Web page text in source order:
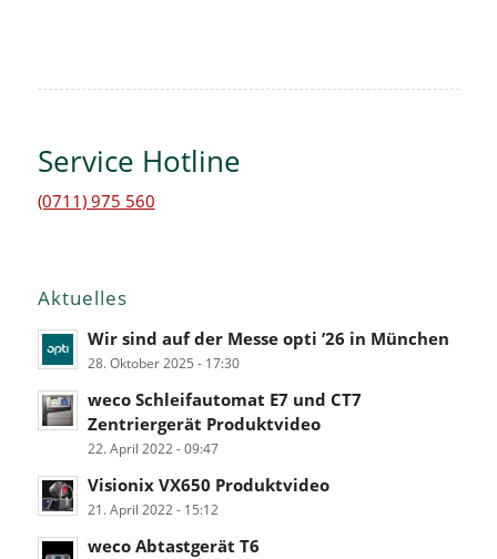
Service Hotline
(0711) 975 560
Aktuelles
Wir sind auf der Messe opti ’26 in München
28. Oktober 2025 - 17:30
weco Schleifautomat E7 und CT7
Zentriergerät Produktvideo
22. April 2022 - 09:47
Visionix VX650 Produktvideo
21. April 2022 - 15:12
weco Abtastgerät T6